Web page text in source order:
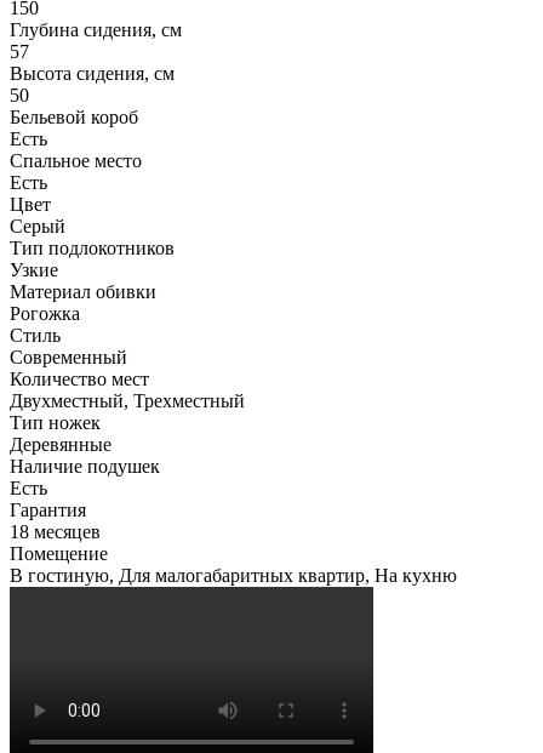
150
Глубина сидения, см
57
Высота сидения, см
50
Бельевой короб
Есть
Спальное место
Есть
Цвет
Серый
Тип подлокотников
Узкие
Материал обивки
Рогожка
Стиль
Современный
Количество мест
Двухместный, Трехместный
Тип ножек
Деревянные
Наличие подушек
Есть
Гарантия
18 месяцев
Помещение
В гостиную, Для малогабаритных квартир, На кухню